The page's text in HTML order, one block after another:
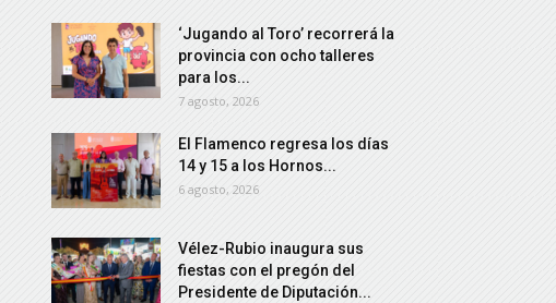
‘Jugando al Toro’ recorrerá la
provincia con ocho talleres
para los...
7 agosto, 2026
El Flamenco regresa los días
14 y 15 a los Hornos...
6 agosto, 2026
Vélez-Rubio inaugura sus
fiestas con el pregón del
Presidente de Diputación...